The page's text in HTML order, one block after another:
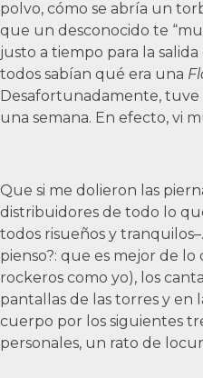
polvo, cómo se abría un
que un desconocido te
justo a tiempo para la
todos sabían qué era una
Desafortunadamente,
una semana. En efecto, vi
Que si me dolieron las
distribuidores de todo lo
todos risueños y
pienso?: que es mejor de
rockeros como yo), los
pantallas de las torres y en
cuerpo por los siguientes
personales, un rato de